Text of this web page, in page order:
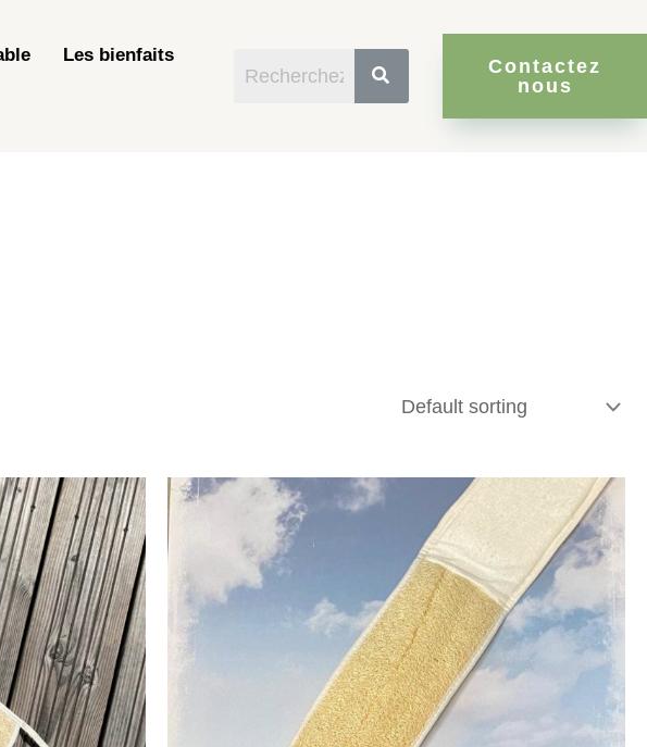
Les bienfaits
Contactez
nous